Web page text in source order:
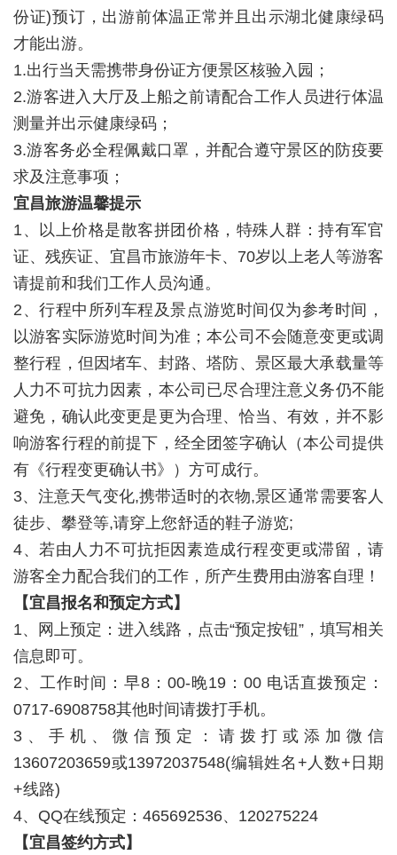
份证)预订，出游前体温正常并且出示湖北健康绿码
才能出游。
1.出行当天需携带身份证方便景区核验入园；
2.游客进入大厅及上船之前请配合工作人员进行体温
测量并出示健康绿码；
3.游客务必全程佩戴口罩，并配合遵守景区的防疫要
求及注意事项；
宜昌旅游温馨提示
1、以上价格是散客拼团价格，特殊人群：持有军官
证、残疾证、宜昌市旅游年卡、70岁以上老人等游客
请提前和我们工作人员沟通。
2、行程中所列车程及景点游览时间仅为参考时间，
以游客实际游览时间为准；本公司不会随意变更或调
整行程，但因堵车、封路、塔防、景区最大承载量等
人力不可抗力因素，本公司已尽合理注意义务仍不能
避免，确认此变更是更为合理、恰当、有效，并不影
响游客行程的前提下，经全团签字确认（本公司提供
有《行程变更确认书》）方可成行。
3、注意天气变化,携带适时的衣物,景区通常需要客人
徒步、攀登等,请穿上您舒适的鞋子游览;
4、若由人力不可抗拒因素造成行程变更或滞留，请
游客全力配合我们的工作，所产生费用由游客自理！
【宜昌报名和预定方式】
1、网上预定：进入线路，点击“预定按钮”，填写相关
信息即可。
2、工作时间：早8：00-晚19：00 电话直拨预定：
0717-6908758其他时间请拨打手机。
3、手机、微信预定：请拨打或添加微信
13607203659或13972037548(编辑姓名+人数+日期
+线路)
4、QQ在线预定：465692536、120275224
【宜昌签约方式】